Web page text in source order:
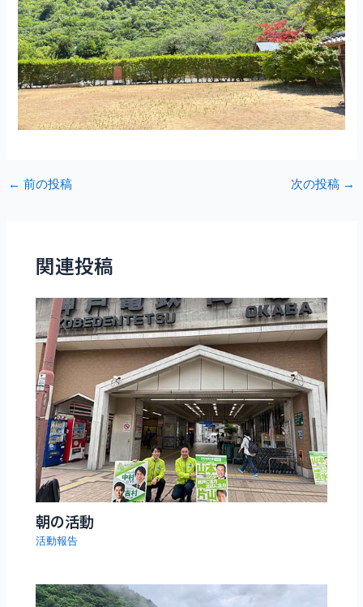
Post
← 前の投稿 次の投稿 →
関連投稿
朝の活動
活動報告